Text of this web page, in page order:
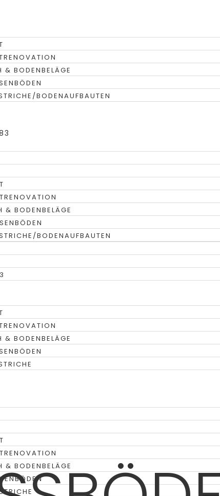
& BODENBELÄGE
BODENAUFBAUTEN
& BODENBELÄGE
BODENAUFBAUTEN
& BODENBELÄGE
& BODENBELÄGE